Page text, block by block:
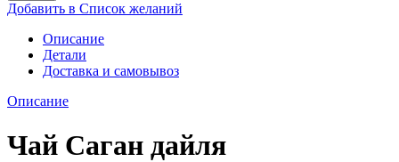
Добавить в Список желаний
Описание
Детали
Доставка и самовывоз
Описание
Чай Саган дайля